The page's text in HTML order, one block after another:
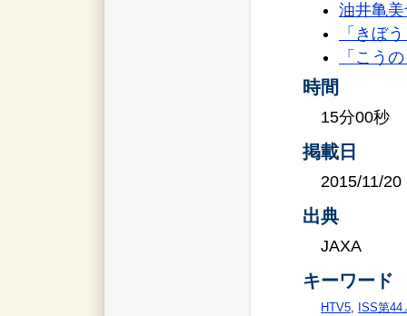
油井亀
「きぼ
「こう
時間
15分00秒
掲載日
2015/11/20
出典
JAXA
キーワード
HTV5, ISS第